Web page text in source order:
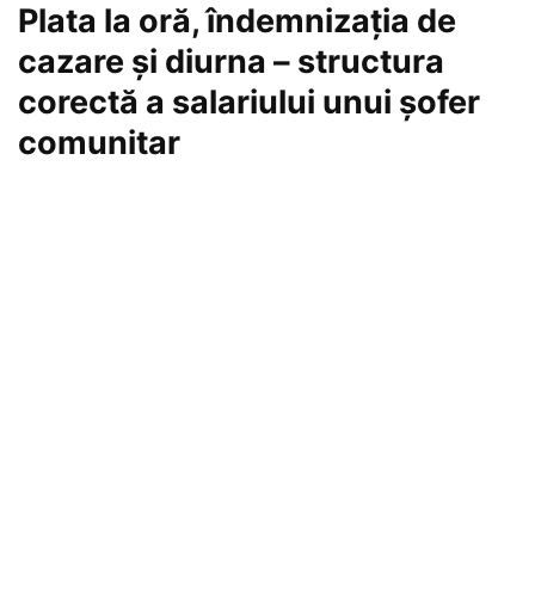
Plata la oră, îndemnizația de
cazare și diurna – structura
corectă a salariului unui șofer
comunitar